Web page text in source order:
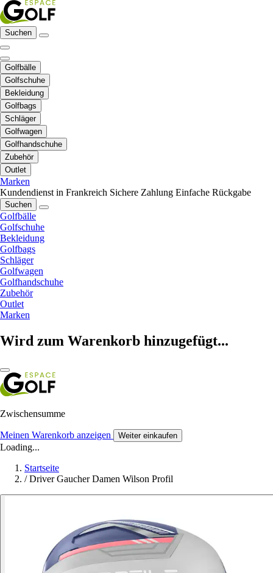
Suchen
Golfbälle
Golfschuhe
Bekleidung
Golfbags
Schläger
Golfwagen
Golfhandschuhe
Zubehör
Outlet
Marken
Kundendienst in Frankreich Sichere Zahlung Einfache Rückgabe
Suchen
Golfbälle
Golfschuhe
Bekleidung
Golfbags
Schläger
Golfwagen
Golfhandschuhe
Zubehör
Outlet
Marken
Wird zum Warenkorb hinzugefügt...
Zwischensumme
Meinen Warenkorb anzeigen Weiter einkaufen
Loading...
Startseite
/ Driver Gaucher Damen Wilson Profil